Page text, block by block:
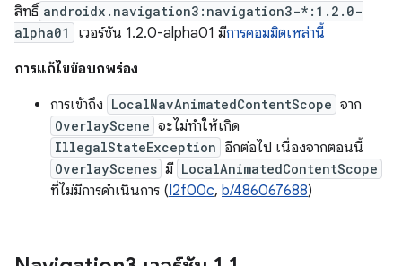
สิทธิ์ androidx.navigation3:navigation3-*:1.2.0-
alpha01
เวอร์ชัน 1.2.0-alpha01 มีการคอมมิตเหล่านี้
การแก้ไขข้อบกพร่อง
การเข้าถึง LocalNavAnimatedContentScope จาก
OverlayScene จะไม่ทำให้เกิด
IllegalStateException อีกต่อไป เนื่องจากตอนนี้
OverlayScenes มี LocalAnimatedContentScope
ที่ไม่มีการดำเนินการ (I2f00c, b/486067688)